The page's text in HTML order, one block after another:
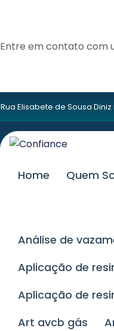
Entre em contato com
Rua Elisabete de Sousa
Home Quem
Análise de
Aplicação de
Aplicação de
Art avcb gás